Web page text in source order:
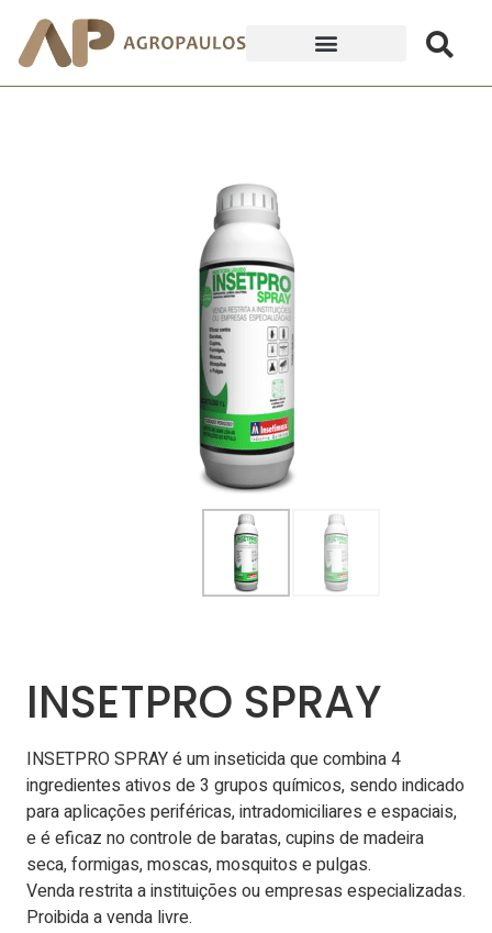
INSETPRO SPRAY
INSETPRO SPRAY é um inseticida que combina 4
ingredientes ativos de 3 grupos químicos, sendo indicado
para aplicações periféricas, intradomiciliares e espaciais,
e é eficaz no controle de baratas, cupins de madeira
seca, formigas, moscas, mosquitos e pulgas.
Venda restrita a instituições ou empresas especializadas.
Proibida a venda livre.